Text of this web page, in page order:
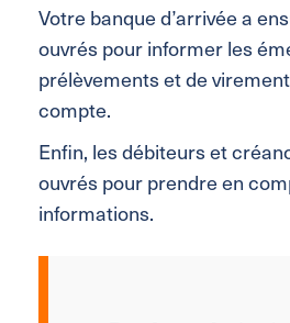
Votre banque d’arrivée a
ouvrés pour informer les
prélèvements et de
compte.
Enfin, les débiteurs et
ouvrés pour prendre en
informations.